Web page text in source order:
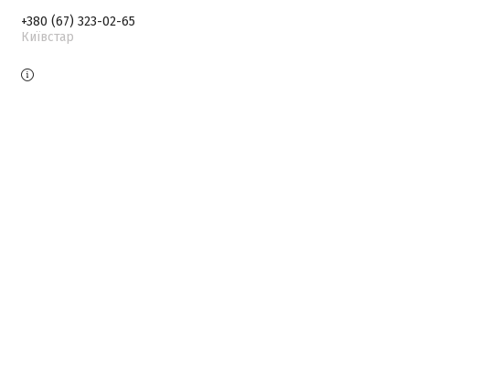
+380 (67) 323-02-65
Київстар